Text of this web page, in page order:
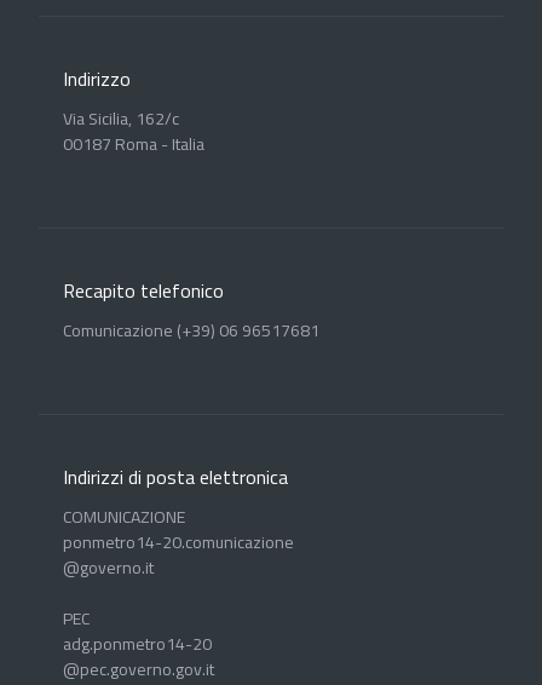
Indirizzo
Via Sicilia, 162/c
00187 Roma - Italia
Recapito telefonico
Comunicazione (+39) 06 96517681
Indirizzi di posta elettronica
COMUNICAZIONE
ponmetro14-20.comunicazione
@governo.it
PEC
adg.ponmetro14-20
@pec.governo.gov.it